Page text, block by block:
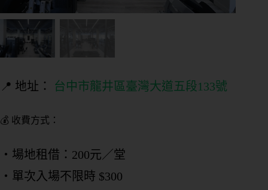
📍 地址： 台中市龍井區臺灣大道五段133號
💰 收費方式：
・場地租借：200元／堂
・單次入場不限時 $300
人
理